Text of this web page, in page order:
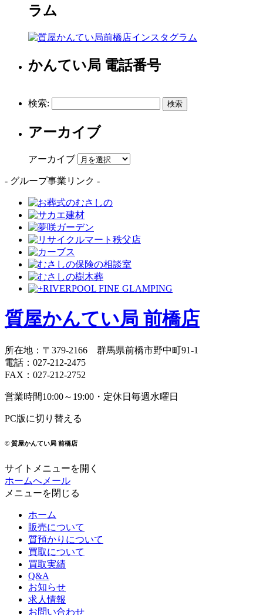
ラム
かんてい局 電話番号
検索:
アーカイブ
アーカイブ
- グループ事業リンク -
質屋かんてい局 前橋店
所在地 ： 〒379-2166 群馬県前橋市野中町91-1
電話 ： 027-212-2475
FAX ： 027-212-2752
営業時間10:00～19:00・定休日 毎週水曜日
PC版に切り替える
© 質屋かんてい局 前橋店
サイトメニューを開く
ホームへ メール
メニューを閉じる
ホーム
販売について
質預かりについて
買取について
買取実績
Q&A
お知らせ
求人情報
お問い合わせ